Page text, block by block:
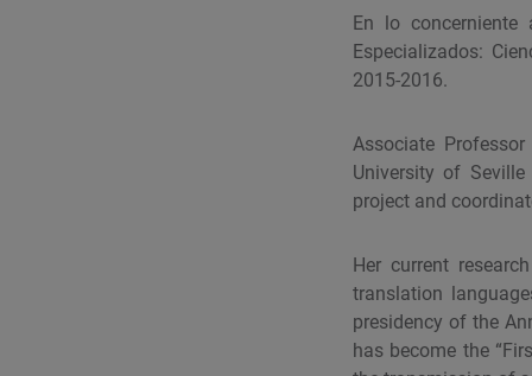
En lo concerniente
Especializados:
2015-2016.
Associate
University of
project and
Her current
translation
presidency of the
has become the